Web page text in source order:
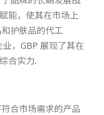
能，使其在市场上
护肤品的代工
业，GBP 展现了其在
合实力.
合市场需求的产品